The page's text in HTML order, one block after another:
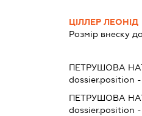
ЦІЛЛЕР ЛЕОНІД
Розмір внеску
ПЕТРУШОВА
dossier.position -
ПЕТРУШОВА
dossier.position -